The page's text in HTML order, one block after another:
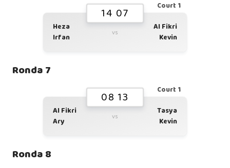
Court 1
14 07
Heza
Irfan
vs
Al Fikri
Kevin
Ronda 7
Court 1
08 13
Al Fikri
Ary
vs
Tasya
Kevin
Ronda 8